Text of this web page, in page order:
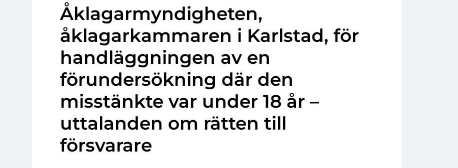
Åklagarmyndigheten,
åklagarkammaren i Karlstad, för
handläggningen av en
förundersökning där den
misstänkte var under 18 år –
uttalanden om rätten till
försvarare